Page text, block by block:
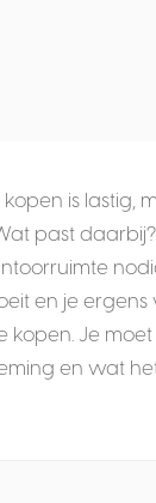
is lastig,
past daarbij?
en je ergens
kopen. Je moet
en wat